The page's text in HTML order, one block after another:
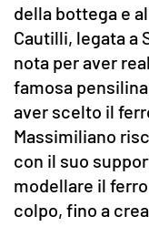
della bottega e
Cautilli, legata a
nota per aver
famosa pensilina
aver scelto il
Massimiliano
con il suo
modellare il
colpo, fino a